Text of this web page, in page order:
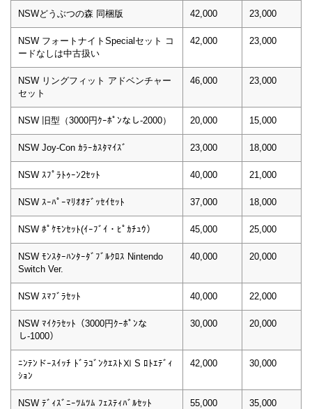
NSWどうぶつの森 同梱版 42,000 23,000
NSW フォートナイトSpecialセット コ
ードなしは中古扱い
42,000 23,000
NSW リングフィット アドベンチャー
セット
46,000 23,000
NSW 旧型（3000円ｸｰﾎﾟﾝなし-2000） 20,000 15,000
NSW Joy-Con ｶﾗｰｶｽﾀﾏｲｽﾞ 23,000 18,000
NSW ｽﾌﾟﾗﾄｩｰﾝ2ｾｯﾄ 40,000 21,000
NSW ｽｰﾊﾟｰﾏﾘｵｵﾃﾞｯｾｲｾｯﾄ 37,000 18,000
NSW ﾎﾟｹﾓﾝｾｯﾄ(ｲｰﾌﾞｲ・ﾋﾟｶﾁｭｳ） 45,000 25,000
NSW ﾓﾝｽﾀｰﾊﾝﾀｰﾀﾞﾌﾞﾙｸﾛｽ Nintendo
Switch Ver.
40,000 20,000
NSW ｽﾏﾌﾞﾗｾｯﾄ 40,000 22,000
NSW ﾏｲｸﾗｾｯﾄ（3000円ｸｰﾎﾟﾝな
し-1000）
30,000 20,000
ﾆﾝﾃﾝドｰｽｲｯﾁ ﾄﾞﾗｺﾞﾝｸｴｽﾄⅪ S ﾛﾄｴﾃﾞｨ
ｼｮﾝ
42,000 30,000
NSW ﾃﾞｨｽﾞﾆｰﾂﾑﾂﾑ ﾌｪｽﾃｨﾊﾞﾙｾｯﾄ 55,000 35,000